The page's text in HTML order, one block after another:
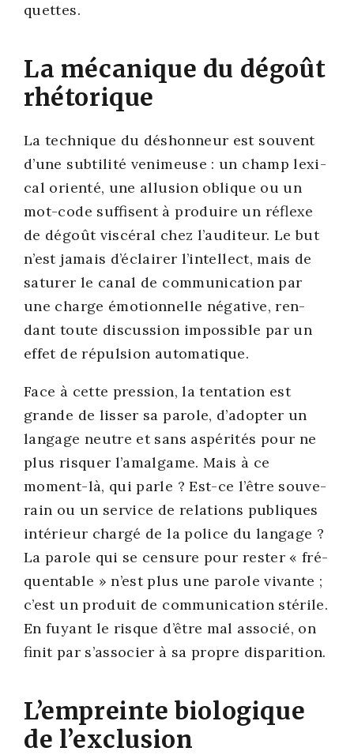
quettes.
La mécanique du dégoût
rhétorique
La tech­nique du déshon­neur est sou­vent
d’une sub­ti­li­té veni­meuse : un champ lexi­
cal orien­té, une allu­sion oblique ou un
mot-code suf­fisent à pro­duire un réflexe
de dégoût vis­cé­ral chez l’au­di­teur. Le but
n’est jamais d’é­clai­rer l’in­tel­lect, mais de
satu­rer le canal de com­mu­ni­ca­tion par
une charge émo­tion­nelle néga­tive, ren­
dant toute dis­cus­sion impos­sible par un
effet de répul­sion auto­ma­tique.
Face à cette pres­sion, la ten­ta­tion est
grande de lis­ser sa parole, d’a­dop­ter un
lan­gage neutre et sans aspé­ri­tés pour ne
plus ris­quer l’a­mal­game. Mais à ce
moment-là, qui parle ? Est-ce l’être sou­ve­
rain ou un ser­vice de rela­tions publiques
inté­rieur char­gé de la police du lan­gage ?
La parole qui se cen­sure pour res­ter « fré­
quen­table » n’est plus une parole vivante ;
c’est un pro­duit de com­mu­ni­ca­tion sté­rile.
En fuyant le risque d’être mal asso­cié, on
finit par s’as­so­cier à sa propre dis­pa­ri­tion.
L’empreinte biologique
de l’exclusion